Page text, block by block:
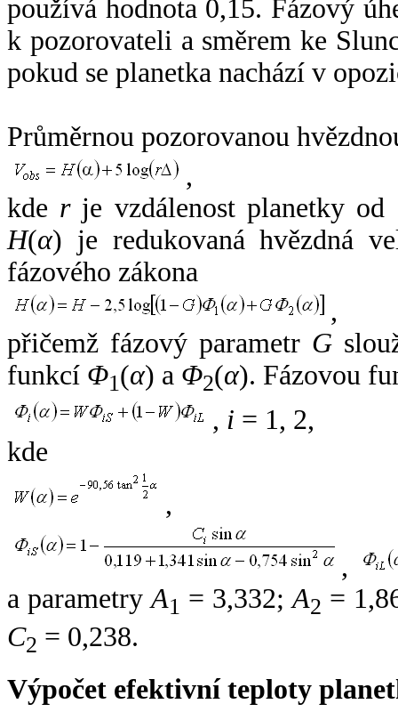
používá hodnota 0,15. Fázový
k pozorovateli a směrem ke
pokud se planetka nachází v
Průměrnou pozorovanou
,
kde rje vzdálenost planetky od
H(α) je redukovaná hvězdná
fázového zákona
,
přičemž fázový parametr G
funkcí Φ1(α) a Φ2(α). Fázovou
, i = 1, 2,
kde
,
,
a parametryA1 = 3,332;A2 =
C2 = 0,238.
Výpočet efektivní teploty